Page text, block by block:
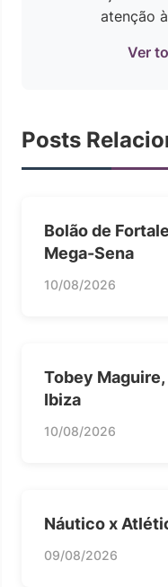
atenção
Ver
Posts
Bolão de
Mega-Sena
10/08/2026
Tobey
Ibiza
10/08/2026
Náutico x
09/08/2026